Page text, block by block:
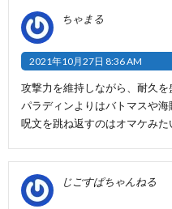
ちゃまる
2021年10月27日 8:36 AM
攻撃力を維持しながら、耐久
パラディンよりはバトマスや
呪文を跳ね返すのはオマケみ
じごすぱちゃんねる